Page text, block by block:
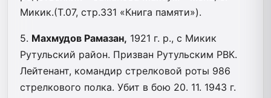
Микик.(Т.07, стр.331 «Книга памяти»).
5. Махмудов Рамазан, 1921 г. р., с Микик
Рутульский район. Призван Рутульским РВК.
Лейтенант, командир стрелковой роты 986
стрелкового полка. Убит в бою 20. 11. 1943 г.